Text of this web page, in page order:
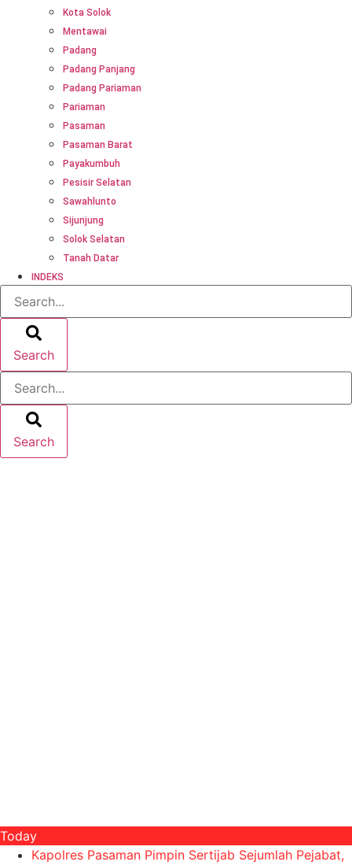
Kota Solok
Mentawai
Padang
Padang Panjang
Padang Pariaman
Pariaman
Pasaman
Pasaman Barat
Payakumbuh
Pesisir Selatan
Sawahlunto
Sijunjung
Solok Selatan
Tanah Datar
INDEKS
Search
Search
Today
Kapolres Pasaman Pimpin Sertijab Sejumlah Pejabat,